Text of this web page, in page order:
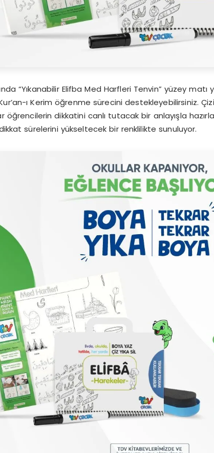
“Yıkanabilir Elifba Med Harfleri Tenvin” yüzey matı
ı Kerim öğrenme sürecini destekleyebilirsiniz.
dikkatini canlı tutacak bir anlayışla
sürelerini yükseltecek bir renklilikte sunuluyor.